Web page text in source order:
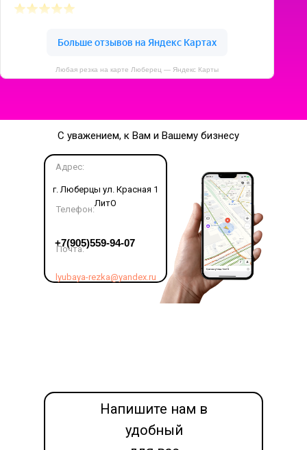
Любая резка на карте Люберец — Яндекс Карты
Напишите нам в
удобный
С уважением, к Вам и Вашему бизнесу
Адрес:
г. Люберцы ул. Красная 1
ЛитО
Телефон:
+7(905)559-94-07
Почта:
lyubaya-rezka@yandex.ru